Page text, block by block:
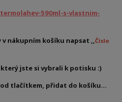
590ml-s-vlastnim-
nákupním košíku napsat ,,Číslo
jste si vybrali k potisku :)
tlačítkem, přidat do košíku...